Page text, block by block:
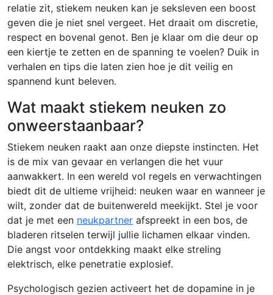
relatie zit, stiekem neuken kan je seksleven een boost
geven die je niet snel vergeet. Het draait om discretie,
respect en bovenal genot. Ben je klaar om die deur op
een kiertje te zetten en de spanning te voelen? Duik in
verhalen en tips die laten zien hoe je dit veilig en
spannend kunt beleven.
Wat maakt stiekem neuken zo
onweerstaanbaar?
Stiekem neuken raakt aan onze diepste instincten. Het
is de mix van gevaar en verlangen die het vuur
aanwakkert. In een wereld vol regels en verwachtingen
biedt dit de ultieme vrijheid: neuken waar en wanneer je
wilt, zonder dat de buitenwereld meekijkt. Stel je voor
dat je met een neukpartner afspreekt in een bos, de
bladeren ritselen terwijl jullie lichamen elkaar vinden.
Die angst voor ontdekking maakt elke streling
elektrisch, elke penetratie explosief.
Psychologisch gezien activeert het de dopamine in je